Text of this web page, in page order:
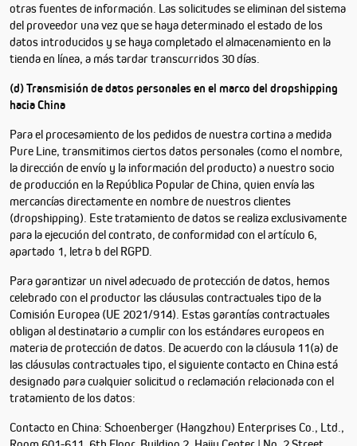
otras fuentes de información. Las solicitudes se eliminan del sistema
del proveedor una vez que se haya determinado el estado de los
datos introducidos y se haya completado el almacenamiento en la
tienda en línea, a más tardar transcurridos 30 días.
(d) Transmisión de datos personales en el marco del dropshipping
hacia China
Para el procesamiento de los pedidos de nuestra cortina a medida
Pure Line, transmitimos ciertos datos personales (como el nombre,
la dirección de envío y la información del producto) a nuestro socio
de producción en la República Popular de China, quien envía las
mercancías directamente en nombre de nuestros clientes
(dropshipping). Este tratamiento de datos se realiza exclusivamente
para la ejecución del contrato, de conformidad con el artículo 6,
apartado 1, letra b del RGPD.
Para garantizar un nivel adecuado de protección de datos, hemos
celebrado con el productor las cláusulas contractuales tipo de la
Comisión Europea (UE 2021/914). Estas garantías contractuales
obligan al destinatario a cumplir con los estándares europeos en
materia de protección de datos. De acuerdo con la cláusula 11(a) de
las cláusulas contractuales tipo, el siguiente contacto en China está
designado para cualquier solicitud o reclamación relacionada con el
tratamiento de los datos:
Contacto en China: Schoenberger (Hangzhou) Enterprises Co., Ltd.,